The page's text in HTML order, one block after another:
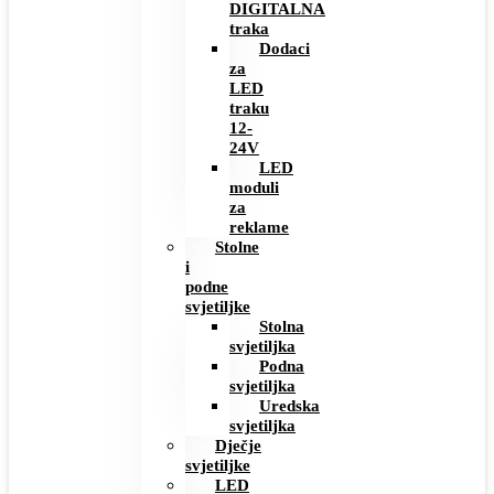
DIGITALNA
traka
Dodaci
za
LED
traku
12-
24V
LED
moduli
za
reklame
Stolne
i
podne
svjetiljke
Stolna
svjetiljka
Podna
svjetiljka
Uredska
svjetiljka
Dječje
svjetiljke
LED